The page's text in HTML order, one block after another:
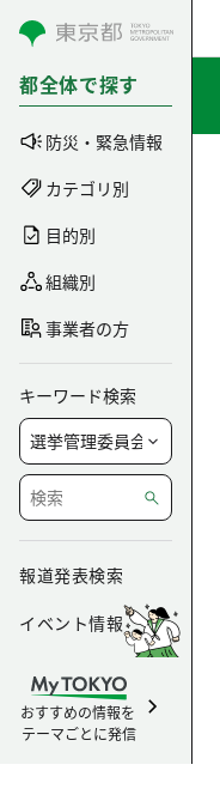
コンテンツにスキップ
都全体で探す
防災・緊急情報
カテゴリ別
目的別
組織別
事業者の方
キーワード検索
報道発表検索
イベント情報
おすすめの情報を
テーマごとに発信